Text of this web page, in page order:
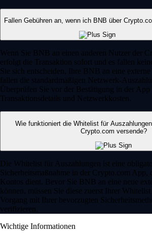
Fallen Gebühren an, wenn ich BNB über
Wenn Sie BNB an einen anderen Nutzer der
erfolgt die Transaktion sofort und es fallen
Sie sich entscheiden, Ihre BNB an eine externe
fallen die standardmäßigen Netzwerk-
Überprüfen Sie vor der Bestätigung in der App
Transaktionsdetails und Netzwerkkosten.
Wie funktioniert die Whitelist für
Crypto.com versende?
Die Whitelist für Auszahlungen ist eine
Sicherheitsmaßnahme in der Crypto.com App,
Kontos dient. Bevor Sie BNB an eine neue
können, müssen Sie diese zuerst Ihrer
Vorgang mit Ihrer bevorzugten
verifizieren.
Wichtige Informationen